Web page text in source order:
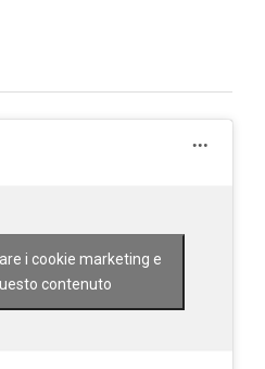
i cookie marketing e
contenuto